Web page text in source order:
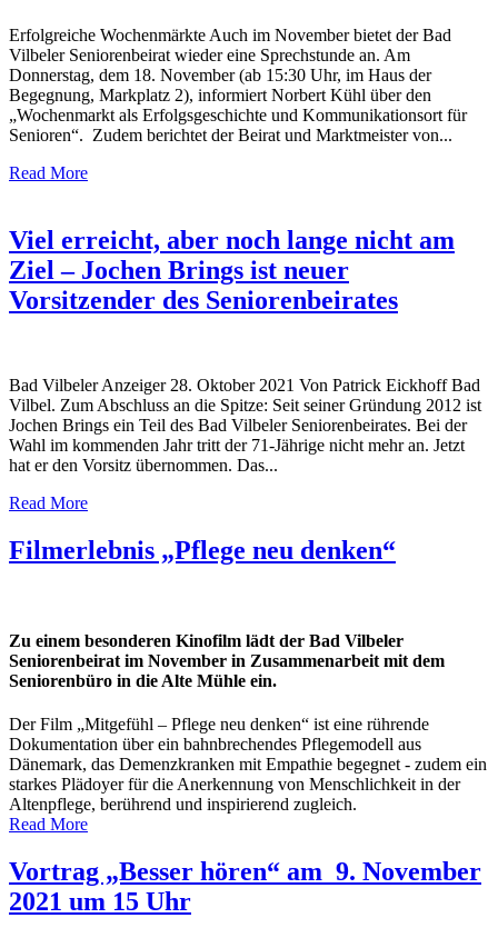
Erfolgreiche Wochenmärkte Auch im November bietet der Bad
Vilbeler Seniorenbeirat wieder eine Sprechstunde an. Am
Donnerstag, dem 18. November (ab 15:30 Uhr, im Haus der
Begegnung, Markplatz 2), informiert Norbert Kühl über den
„Wochenmarkt als Erfolgsgeschichte und Kommunikationsort für
Senioren“. Zudem berichtet der Beirat und Marktmeister von...
Read More
Viel erreicht, aber noch lange nicht am
Ziel – Jochen Brings ist neuer
Vorsitzender des Seniorenbeirates
Bad Vilbeler Anzeiger 28. Oktober 2021 Von Patrick Eickhoff Bad
Vilbel. Zum Abschluss an die Spitze: Seit seiner Gründung 2012 ist
Jochen Brings ein Teil des Bad Vilbeler Seniorenbeirates. Bei der
Wahl im kommenden Jahr tritt der 71-Jährige nicht mehr an. Jetzt
hat er den Vorsitz übernommen. Das...
Read More
Filmerlebnis „Pflege neu denken“
Zu einem besonderen Kinofilm lädt der Bad Vilbeler
Seniorenbeirat im November in Zusammenarbeit mit dem
Seniorenbüro in die Alte Mühle ein.
Der Film „Mitgefühl – Pflege neu denken“ ist eine rührende
Dokumentation über ein bahnbrechendes Pflegemodell aus
Dänemark, das Demenzkranken mit Empathie begegnet - zudem ein
starkes Plädoyer für die Anerkennung von Menschlichkeit in der
Altenpflege, berührend und inspirierend zugleich.
Read More
Vortrag „Besser hören“ am 9. November
2021 um 15 Uhr